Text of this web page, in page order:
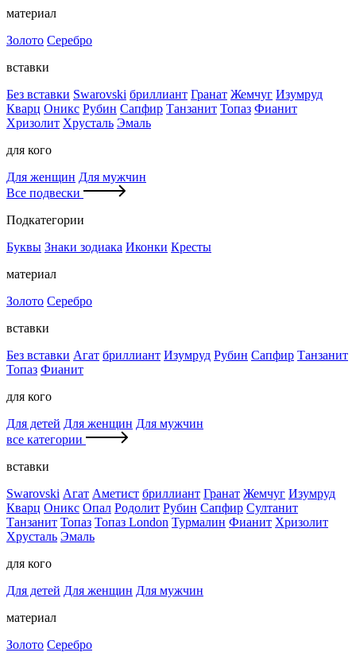
материал
Золото Серебро
вставки
Без вставки Swarovski бриллиант Гранат Жемчуг Изумруд
Кварц Оникс Рубин Сапфир Танзанит Топаз Фианит
Хризолит Хрусталь Эмаль
для кого
Для женщин Для мужчин
Все подвески
Подкатегории
Буквы Знаки зодиака Иконки Кресты
материал
Золото Серебро
вставки
Без вставки Агат бриллиант Изумруд Рубин Сапфир Танзанит
Топаз Фианит
для кого
Для детей Для женщин Для мужчин
все категории
вставки
Swarovski Агат Аметист бриллиант Гранат Жемчуг Изумруд
Кварц Оникс Опал Родолит Рубин Сапфир Султанит
Танзанит Топаз Топаз London Турмалин Фианит Хризолит
Хрусталь Эмаль
для кого
Для детей Для женщин Для мужчин
материал
Золото Серебро